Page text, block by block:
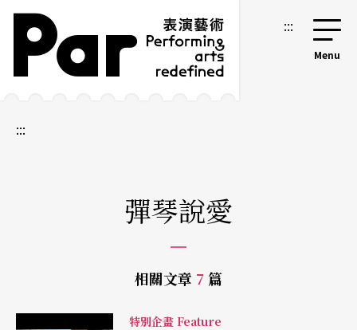
跳到主要內容區塊
網站導覽 :::
:::
彈琴說愛
相關文章 7 篇
特別企畫 Feature